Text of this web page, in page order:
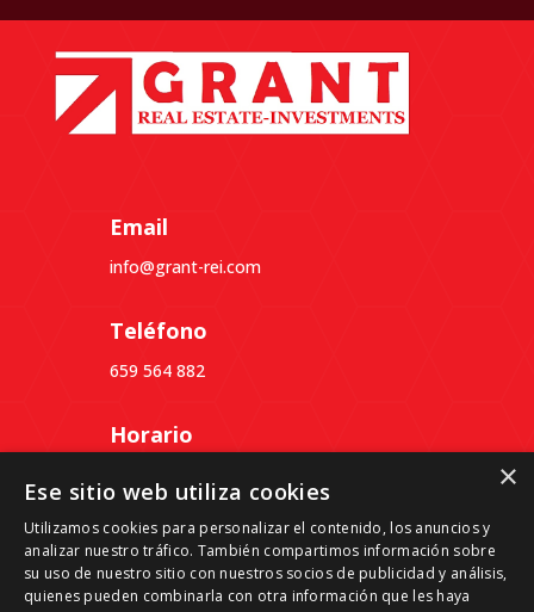
Email
info@grant-rei.com
Teléfono
659 564 882
Horario
Viernes: 09:30 a 14:00
Dirección
×
Ese sitio web utiliza cookies
Utilizamos cookies para personalizar el contenido, los anuncios y
analizar nuestro tráfico. También compartimos información sobre
su uso de nuestro sitio con nuestros socios de publicidad y análisis,
quienes pueden combinarla con otra información que les haya